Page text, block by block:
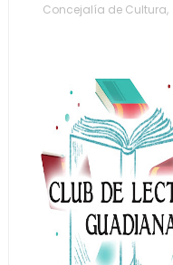
Concejalía de Cultura,